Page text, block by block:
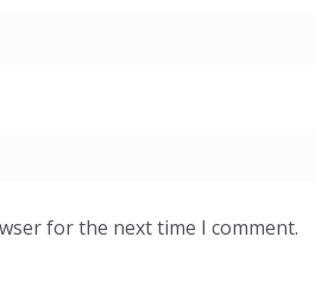
for the next time I comment.